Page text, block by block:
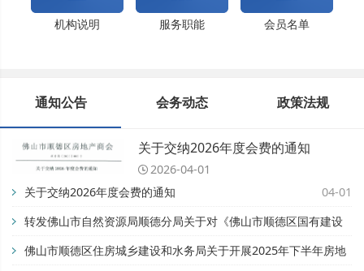
机构说明 服务职能 会员名单
通知公告 会务动态 政策法规
关于交纳2026年度会费的通知
2026-04-01
关于交纳2026年度会费的通知
04-01
转发佛山市自然资源局顺德分局关于对《佛山市顺德区国有建设
用地开竣工管理办法》公平竞争审查征求公众意见的公告【佛自
佛山市顺德区住房城乡建设和水务局关于开展2025年下半年房地